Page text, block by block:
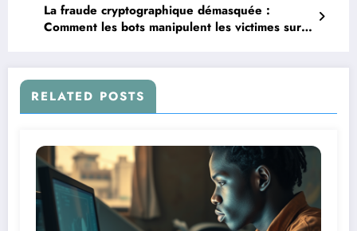
La fraude cryptographique démasquée :
Comment les bots manipulent les victimes sur
RELATED POSTS